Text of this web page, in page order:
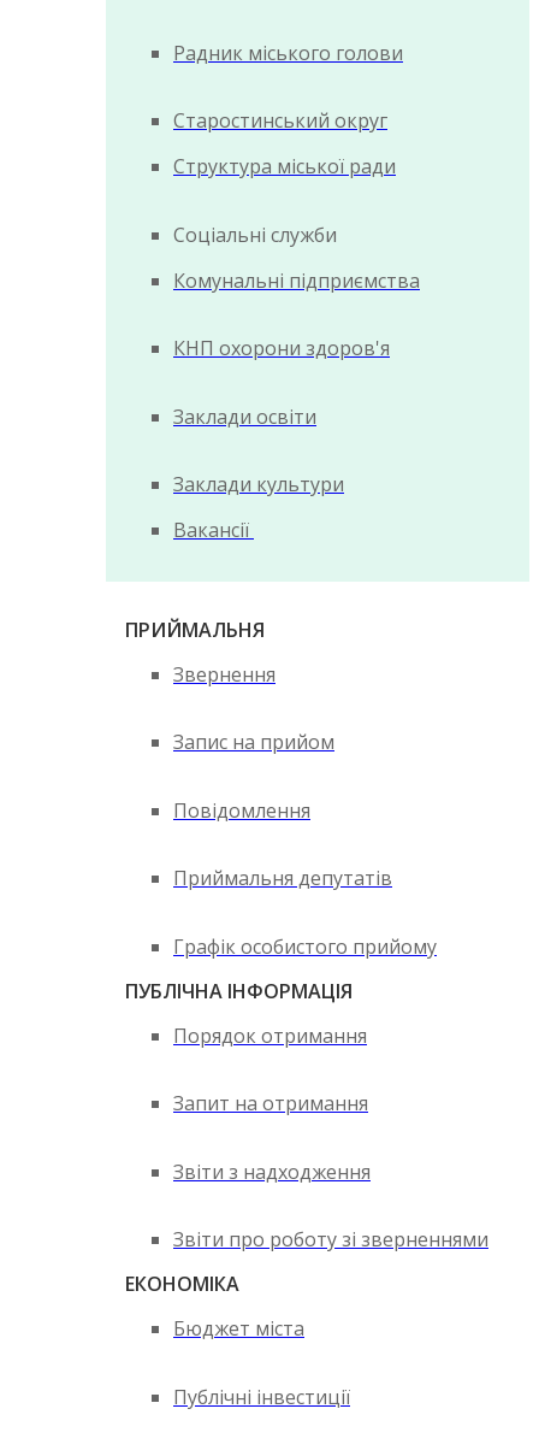
Радник міського голови
Старостинський округ
Структура міської ради
Соціальні служби
Комунальні підприємства
КНП охорони здоров'я
Заклади освіти
Заклади культури
Вакансії
ПРИЙМАЛЬНЯ
Звернення
Запис на прийом
Повідомлення
Приймальня депутатів
Графік особистого прийому
ПУБЛІЧНА ІНФОРМАЦІЯ
Порядок отримання
Запит на отримання
Звіти з надходження
Звіти про роботу зі зверненнями
ЕКОНОМІКА
Бюджет міста
Публічні інвестиції